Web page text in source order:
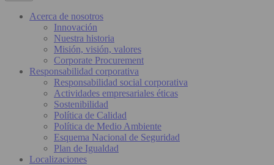
Acerca de nosotros
Innovación
Nuestra historia
Misión, visión, valores
Corporate Procurement
Responsabilidad corporativa
Responsabilidad social corporativa
Actividades empresariales éticas
Sostenibilidad
Política de Calidad
Política de Medio Ambiente
Esquema Nacional de Seguridad
Plan de Igualdad
Localizaciones